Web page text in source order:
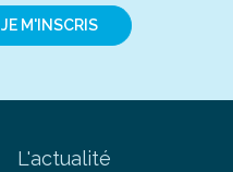
JE M'INSCRIS
L'actualité